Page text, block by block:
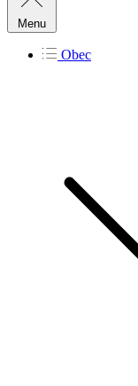
Menu
Obec